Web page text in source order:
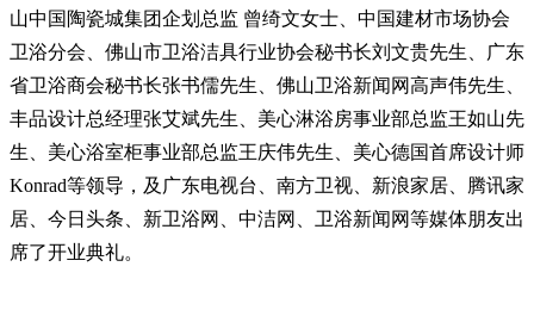
山中国陶瓷城集团企划总监 曾绮文女士、中国建材市场协会
卫浴分会、佛山市卫浴洁具行业协会秘书长刘文贵先生、广东
省卫浴商会秘书长张书儒先生、佛山卫浴新闻网高声伟先生、
丰品设计总经理张艾斌先生、美心淋浴房事业部总监王如山先
生、美心浴室柜事业部总监王庆伟先生、美心德国首席设计师
Konrad等领导，及广东电视台、南方卫视、新浪家居、腾讯家
居、今日头条、新卫浴网、中洁网、卫浴新闻网等媒体朋友出
席了开业典礼。